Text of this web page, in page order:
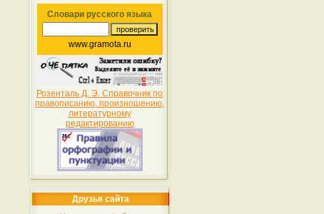
Словари русского языка
www.gramota.ru
Розенталь Д. Э. Справочник по
правописанию, произношению,
литературному
редактированию
Друзья сайта